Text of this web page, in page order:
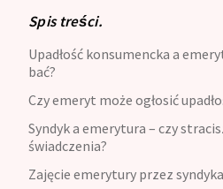
Spis treści.
Upadłość konsumencka a
bać?
Czy emeryt może ogłosić
Syndyk a emerytura – czy
świadczenia?
Zajęcie emerytury przez